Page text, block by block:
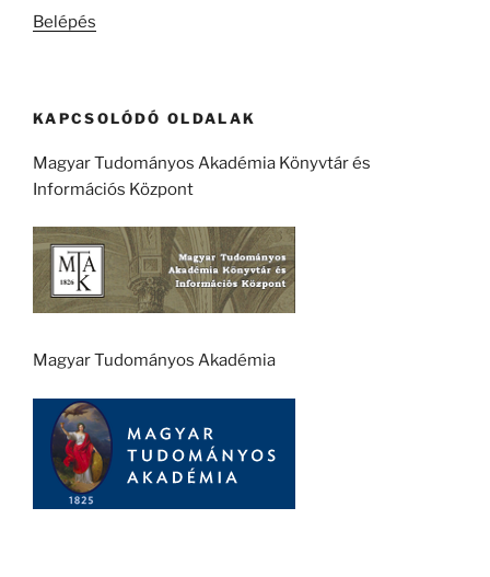
Belépés
KAPCSOLÓDÓ OLDALAK
Magyar Tudományos Akadémia Könyvtár és
Információs Központ
Magyar Tudományos Akadémia